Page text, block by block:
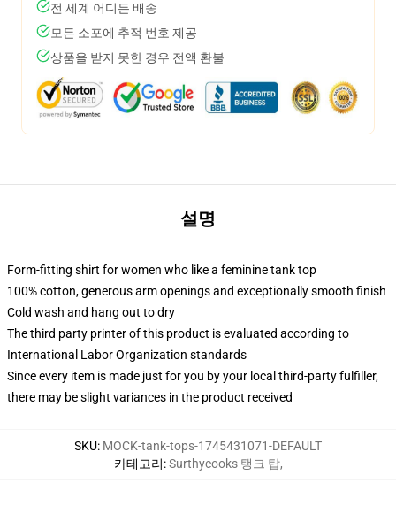
전 세계 어디든 배송
모든 소포에 추적 번호 제공
상품을 받지 못한 경우 전액 환불
설명
Form-fitting shirt for women who like a feminine tank top
100% cotton, generous arm openings and exceptionally smooth finish
Cold wash and hang out to dry
The third party printer of this product is evaluated according to
International Labor Organization standards
Since every item is made just for you by your local third-party fulfiller,
there may be slight variances in the product received
SKU: MOCK-tank-tops-1745431071-DEFAULT
카테고리:Surthycooks 탱크 탑,